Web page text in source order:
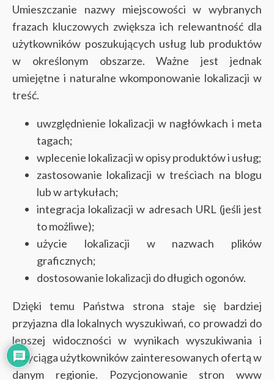
Umieszczanie nazwy miejscowości w wybranych
frazach kluczowych zwiększa ich relewantność dla
użytkowników poszukujących usług lub produktów
w określonym obszarze. Ważne jest jednak
umiejętne i naturalne wkomponowanie lokalizacji w
treść.
uwzględnienie lokalizacji w nagłówkach i meta
tagach;
wplecenie lokalizacji w opisy produktów i usług;
zastosowanie lokalizacji w treściach na blogu
lub w artykułach;
integracja lokalizacji w adresach URL (jeśli jest
to możliwe);
użycie lokalizacji w nazwach plików
graficznych;
dostosowanie lokalizacji do długich ogonów.
Dzięki temu Państwa strona staje się bardziej
przyjazna dla lokalnych wyszukiwań, co prowadzi do
lepszej widoczności w wynikach wyszukiwania i
przyciąga użytkowników zainteresowanych ofertą w
danym regionie. Pozycjonowanie stron www